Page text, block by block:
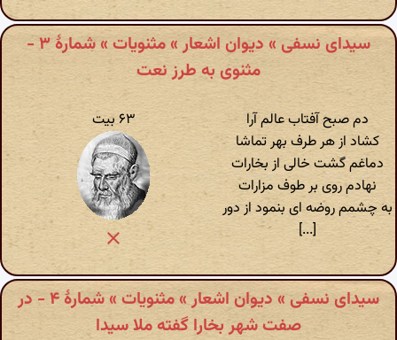
سیدای نسفی » دیوان اشعار » مثنویات » شمارهٔ ۳ -
مثنوی به طرز نعت
دم صبح آفتاب عالم آرا
کشاد از هر طرف بهر تماشا
دماغم گشت خالی از بخارات
نهادم روی بر طوف مزارات
به چشمم روضه ای بنمود از دور
[...]
۶۳ بیت
سیدای نسفی » دیوان اشعار » مثنویات » شمارهٔ ۴ - در
صفت شهر بخارا گفته ملا سیدا